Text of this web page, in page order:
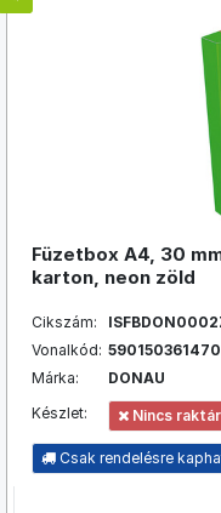
Füzetbox A4, 30
karton, neon zöld
Cikszám:
Vonalkód:
Márka:
DONAU
Készlet:
Nincs
Csak rendelésre